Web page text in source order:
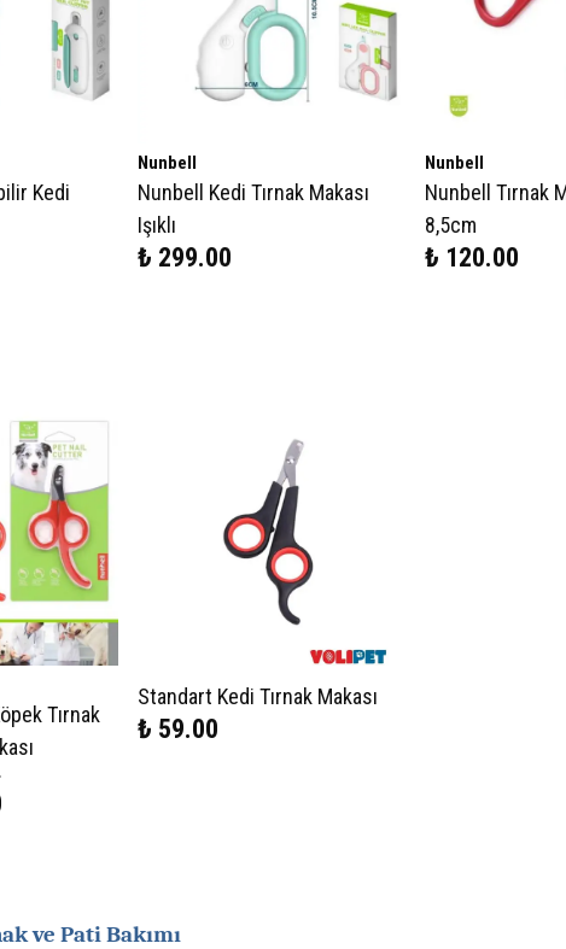
Kedi
Nunbell
Nunbell Kedi Tırnak Makası
Işıklı
₺ 299.00
Nunbell
Nunbell Tırnak
8,5cm
₺ 120.00
Tırnak
Standart Kedi Tırnak Makası
₺ 59.00
ve Pati Bakımı